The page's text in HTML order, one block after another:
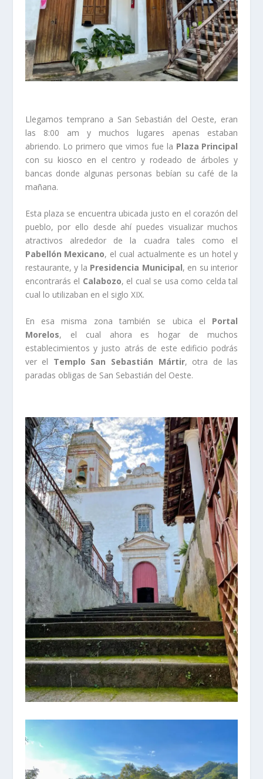
Llegamos temprano a San Sebastián del Oeste, eran
las 8:00 am y muchos lugares apenas estaban
abriendo. Lo primero que vimos fue la Plaza Principal
con su kiosco en el centro y rodeado de árboles y
bancas donde algunas personas bebían su café de la
mañana.
Esta plaza se encuentra ubicada justo en el corazón del
pueblo, por ello desde ahí puedes visualizar muchos
atractivos alrededor de la cuadra tales como el
Pabellón Mexicano, el cual actualmente es un hotel y
restaurante, y la Presidencia Municipal, en su interior
encontrarás el Calabozo, el cual se usa como celda tal
cual lo utilizaban en el siglo XIX.
En esa misma zona también se ubica el Portal
Morelos, el cual ahora es hogar de muchos
establecimientos y justo atrás de este edificio podrás
ver el Templo San Sebastián Mártir, otra de las
paradas obligas de San Sebastián del Oeste.